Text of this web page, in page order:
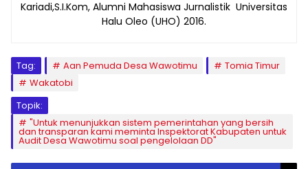
Kariadi,S.I.Kom, Alumni Mahasiswa Jurnalistik Universitas
Halu Oleo (UHO) 2016.
Tag: Aan Pemuda Desa Wawotimu
Tomia Timur
Wakatobi
Topik:
"Untuk menunjukkan sistem pemerintahan yang bersih
dan transparan kami meminta Inspektorat Kabupaten untuk
Audit Desa Wawotimu soal pengelolaan DD"